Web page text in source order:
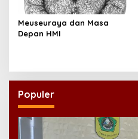
Meuseuraya dan Masa
Depan HMI
Populer